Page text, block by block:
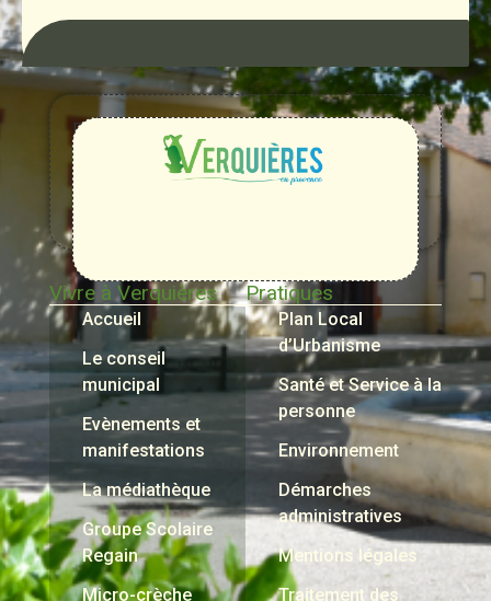
Entre
Rhône,
Alpilles
et
Durance
Vivre à Verquières
Accueil
Le conseil
municipal
Evènements et
manifestations
La médiathèque
Groupe Scolaire
Regain
Micro-crèche
Pratiques
Plan Local
d’Urbanisme
Santé et Service à la
personne
Environnement
Démarches
administratives
Mentions légales
Traitement des